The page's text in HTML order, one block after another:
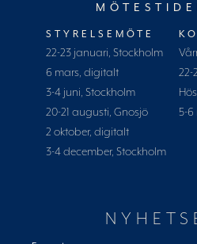
STYRELSEMÖTE
22-23 januari, Stockholm
6 mars, digitalt
3-4 juni, Stockholm
20-21 augusti, Gnosjö
2 oktober, digitalt
3-4 december, Stockholm
22-
5-6